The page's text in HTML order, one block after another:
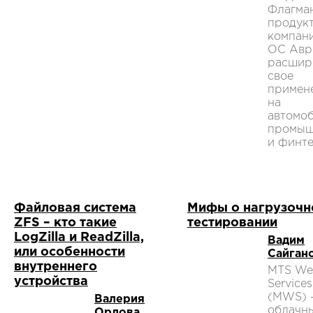
ОС
свое
на
и
Файловая система
ZFS – кто такие
LogZilla и ReadZilla,
или особенности
внутреннего
устройства
Валерия
Мифы о
тестировании
Вадим
MTS
Services
(MWS)